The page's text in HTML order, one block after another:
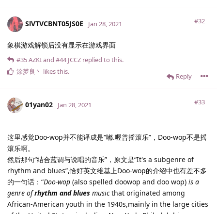
SlVTVCBNT05JS0E #32
Jan 28, 2021
象棋游戏解锁后没有显示在游戏界面
Reply
#35AZKIand #44 JCCZ replied to this.
涂梦良丶 likes this.
01yan02 #33
Jan 28, 2021
这里感觉Doo-wop并不能译成是“嘟.喔普摇滚乐”，Doo-wop不是摇
滚乐啊。
然后那句“结合蓝调与说唱的音乐”，原文是“It's a subgenre of
rhythm and blues”,恰好英文维基上Doo-wop的介绍中也有差不多
的一句话：“Doo-wop (also spelled doowop and doo wop) is a
genre ofrhythm and blues musicthat originated among
African-American youth in the 1940s,mainly in the large cities